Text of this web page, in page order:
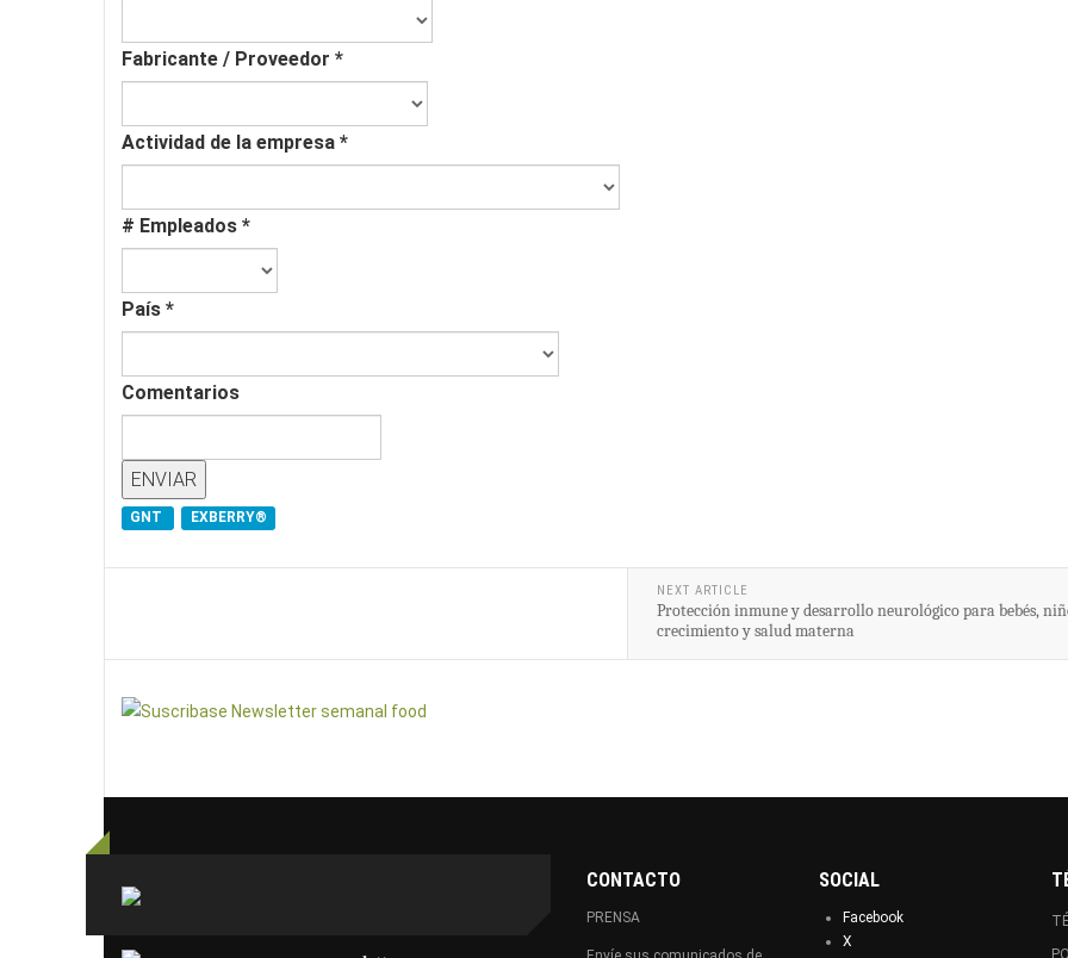
Fabricante / Proveedor *
Actividad de la empresa *
# Empleados *
País *
Comentarios
GNT EXBERRY®
NEXT ARTICLE
Protección inmune y desarrollo neurológico para bebés,
crecimiento y salud materna
CONTACTO
PRENSA
SOCIAL
Facebook
X